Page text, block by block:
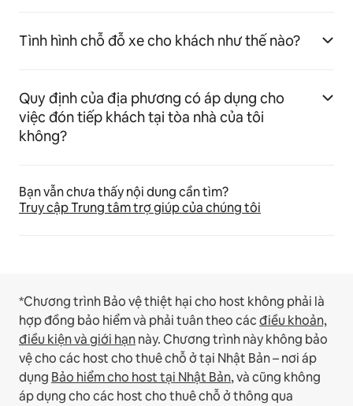
Tình hình chỗ đỗ xe cho khách như thế nào?
Quy định của địa phương có áp dụng cho
việc đón tiếp khách tại tòa nhà của tôi
không?
Bạn vẫn chưa thấy nội dung cần tìm?
Truy cập Trung tâm trợ giúp của chúng tôi
*Chương trình Bảo vệ thiệt hại cho host không phải là
hợp đồng bảo hiểm và phải tuân theo cácđiều khoản,
điều kiện và giới hạnnày.Chương trình này không bảo
vệ cho các host cho thuê chỗ ở tại Nhật Bản – nơi áp
dụng Bảo hiểm cho host tại Nhật Bản, và cũng không
áp dụng cho các host cho thuê chỗ ở thông qua